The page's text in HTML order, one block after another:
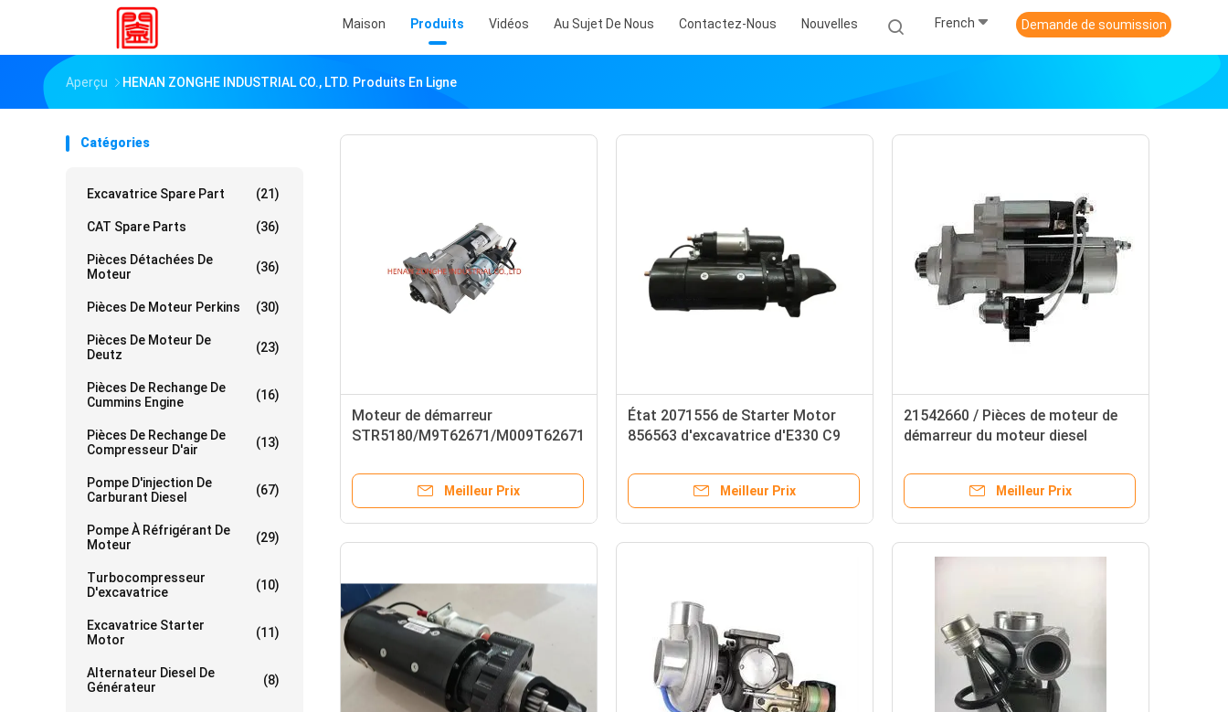
Maison Produits Vidéos Au Sujet De Nous Contactez-Nous Nouvelles French Demande de soumission
Aperçu HENAN ZONGHE INDUSTRIAL CO., LTD. Produits En Ligne
Catégories
Excavatrice Spare Part (21)
CAT Spare Parts (36)
Pièces Détachées De
Moteur
(36)
Pièces De Moteur Perkins (30)
Pièces De Moteur De
Deutz
(23)
Pièces De Rechange De
Cummins Engine
(16)
Pièces De Rechange De
Compresseur D'air
(13)
Pompe D'injection De
Carburant Diesel
(67)
Pompe À Réfrigérant De
Moteur
(29)
Turbocompresseur
D'excavatrice
(10)
Excavatrice Starter
Motor
(11)
Alternateur Diesel De
Générateur
(8)
Moteur de démarreur
STR5180/M9T62671/M009T62671
Meilleur Prix
État 2071556 de Starter Motor
856563 d'excavatrice d'E330 C9
Meilleur Prix
21542660 / Pièces de moteur de
démarreur du moteur diesel
Meilleur Prix